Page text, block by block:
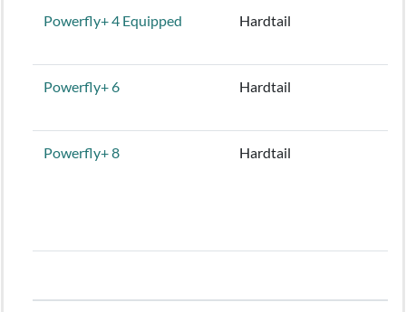
Powerfly+ 4 Equipped Hardtail
Powerfly+ 6 Hardtail
Powerfly+ 8 Hardtail